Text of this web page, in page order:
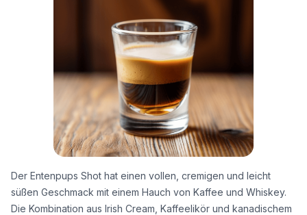
Der Entenpups Shot hat einen vollen, cremigen und leicht
süßen Geschmack mit einem Hauch von Kaffee und Whiskey.
Die Kombination aus Irish Cream, Kaffeelikör und kanadischem